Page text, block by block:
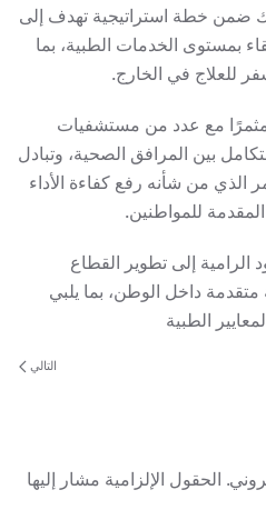
ضمن خطة استراتيجية تهدف إلى
بمستوى الخدمات الطبية، بما
للعلاج في الخارج.
مع عدد من مستشفيات
بين المرافق الصحية، وتبادل
الذي من شأنه رفع كفاءة الأداء
للمواطنين.
الرامية إلى تطوير القطاع
داخل الوطن، بما يلبي
الطبية
التالي
الحقول الإلزامية مشار إليها